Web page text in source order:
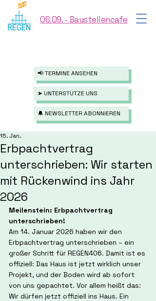
06.09. - Baustellencafe
📢 TERMINE ANSEHEN
➤ UNTERSTÜTZE UNS
🔔 NEWSLETTER ABONNIEREN
Erbpachtvertrag
unterschrieben: Wir starten
mit Rückenwind ins Jahr
2026
15. Jan.
Meilenstein: Erbpachtvertrag
unterschrieben!
Am 14. Januar 2026 haben wir den
Erbpachtvertrag unterschrieben – ein
großer Schritt für REGEN406. Damit ist es
offiziell: Das Haus ist jetzt wirklich unser
Projekt, und der Boden wird ab sofort
von uns gepachtet. Vor allem heißt das:
Wir dürfen jetzt offiziell ins Haus. Ein